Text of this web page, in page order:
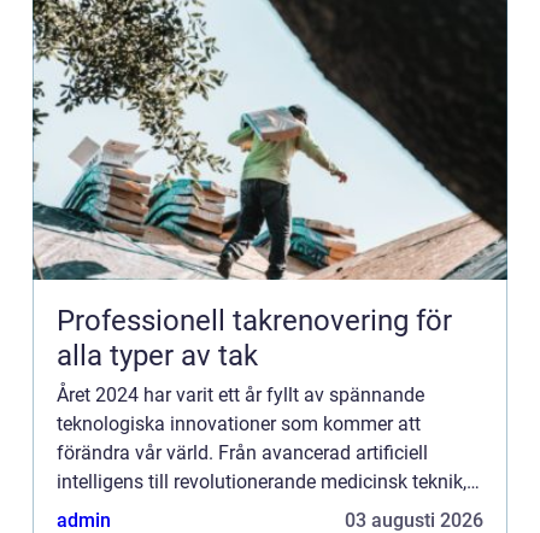
Professionell takrenovering för
alla typer av tak
Året 2024 har varit ett år fyllt av spännande
teknologiska innovationer som kommer att
förändra vår värld. Från avancerad artificiell
intelligens till revolutionerande medicinsk teknik,
kommer dessa framste...
admin 03 augusti 2026